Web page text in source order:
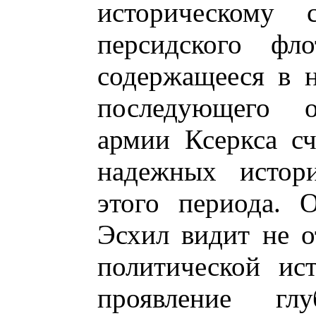
персидского
содержащееся в
последующего
армии Ксеркса
надежных
этого периода.
Эсхил видит не
политической
проявление